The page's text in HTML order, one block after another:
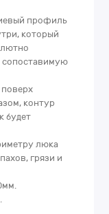
профиль
который
сопоставимую
контур
будет
люка
грязи и